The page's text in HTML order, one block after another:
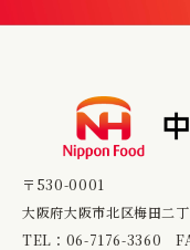
〒530-0001
大阪府大阪市北区梅田二
TEL： 06-7176-3360